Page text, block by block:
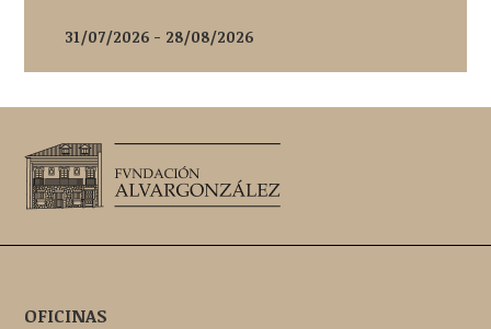
31/07/2026 - 28/08/2026
OFICINAS